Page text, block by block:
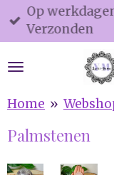
Ga
direct
de
Op
Verzonden
Home »
Palmstenen